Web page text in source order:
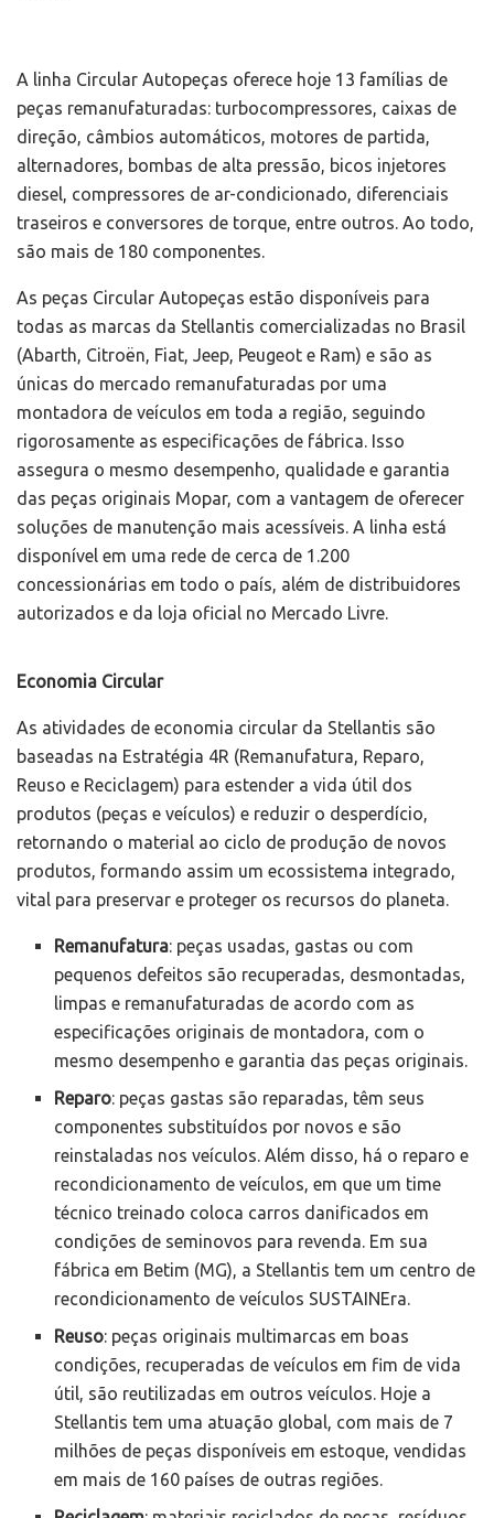
A linha Circular Autopeças oferece hoje 13 famílias de
peças remanufaturadas: turbocompressores, caixas de
direção, câmbios automáticos, motores de partida,
alternadores, bombas de alta pressão, bicos injetores
diesel, compressores de ar-condicionado, diferenciais
traseiros e conversores de torque, entre outros. Ao todo,
são mais de 180 componentes.
As peças Circular Autopeças estão disponíveis para
todas as marcas da Stellantis comercializadas no Brasil
(Abarth, Citroën, Fiat, Jeep, Peugeot e Ram) e são as
únicas do mercado remanufaturadas por uma
montadora de veículos em toda a região, seguindo
rigorosamente as especificações de fábrica. Isso
assegura o mesmo desempenho, qualidade e garantia
das peças originais Mopar, com a vantagem de oferecer
soluções de manutenção mais acessíveis. A linha está
disponível em uma rede de cerca de 1.200
concessionárias em todo o país, além de distribuidores
autorizados e da loja oficial no Mercado Livre.
Economia Circular
As atividades de economia circular da Stellantis são
baseadas na Estratégia 4R (Remanufatura, Reparo,
Reuso e Reciclagem) para estender a vida útil dos
produtos (peças e veículos) e reduzir o desperdício,
retornando o material ao ciclo de produção de novos
produtos, formando assim um ecossistema integrado,
vital para preservar e proteger os recursos do planeta.
Remanufatura: peças usadas, gastas ou com
pequenos defeitos são recuperadas, desmontadas,
limpas e remanufaturadas de acordo com as
especificações originais de montadora, com o
mesmo desempenho e garantia das peças originais.
Reparo: peças gastas são reparadas, têm seus
componentes substituídos por novos e são
reinstaladas nos veículos. Além disso, há o reparo e
recondicionamento de veículos, em que um time
técnico treinado coloca carros danificados em
condições de seminovos para revenda. Em sua
fábrica em Betim (MG), a Stellantis tem um centro de
recondicionamento de veículos SUSTAINEra.
Reuso: peças originais multimarcas em boas
condições, recuperadas de veículos em fim de vida
útil, são reutilizadas em outros veículos. Hoje a
Stellantis tem uma atuação global, com mais de 7
milhões de peças disponíveis em estoque, vendidas
em mais de 160 países de outras regiões.